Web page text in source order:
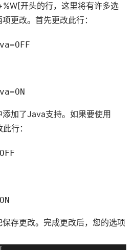
开头的行，这里将有许多选
更改。首先更改此行：
加了Java支持。如果要使用
行：
存更改。完成更改后，您的选项